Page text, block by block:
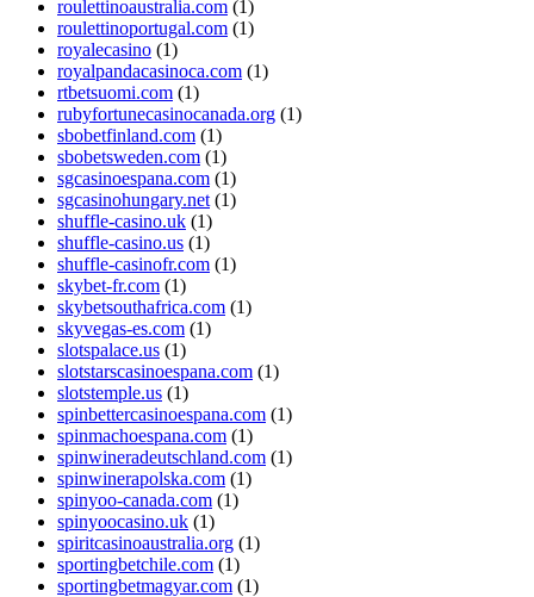
roulettinoaustralia.com (1)
roulettinoportugal.com (1)
royalecasino (1)
royalpandacasinoca.com (1)
rtbetsuomi.com (1)
rubyfortunecasinocanada.org (1)
sbobetfinland.com (1)
sbobetsweden.com (1)
sgcasinoespana.com (1)
sgcasinohungary.net (1)
shuffle-casino.uk (1)
shuffle-casino.us (1)
shuffle-casinofr.com (1)
skybet-fr.com (1)
skybetsouthafrica.com (1)
skyvegas-es.com (1)
slotspalace.us (1)
slotstarscasinoespana.com (1)
slotstemple.us (1)
spinbettercasinoespana.com (1)
spinmachoespana.com (1)
spinwineradeutschland.com (1)
spinwinerapolska.com (1)
spinyoo-canada.com (1)
spinyoocasino.uk (1)
spiritcasinoaustralia.org (1)
sportingbetchile.com (1)
sportingbetmagyar.com (1)